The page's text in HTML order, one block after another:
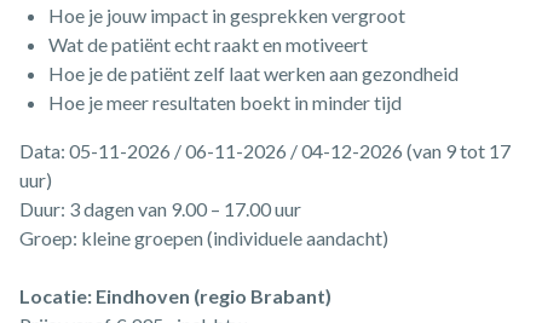
Hoe je jouw impact in gesprekken vergroot
Wat de patiënt echt raakt en motiveert
Hoe je de patiënt zelf laat werken aan gezondheid
Hoe je meer resultaten boekt in minder tijd
Data: 05-11-2026 / 06-11-2026 / 04-12-2026 (van 9 tot 17
uur)
Duur: 3 dagen van 9.00 – 17.00 uur
Groep: kleine groepen (individuele aandacht)
Locatie: Eindhoven (regio Brabant)